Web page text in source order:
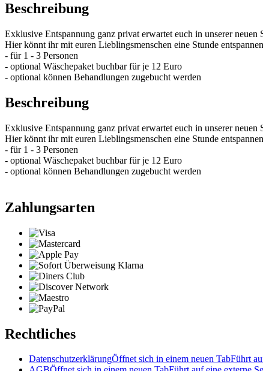
Beschreibung
Exklusive Entspannung ganz privat erwartet euch in unserer
Hier könnt ihr mit euren Lieblingsmenschen eine Stunde
- für 1 - 3 Personen
- optional Wäschepaket buchbar für je 12 Euro
- optional können Behandlungen zugebucht werden
Beschreibung
Exklusive Entspannung ganz privat erwartet euch in unserer
Hier könnt ihr mit euren Lieblingsmenschen eine Stunde
- für 1 - 3 Personen
- optional Wäschepaket buchbar für je 12 Euro
- optional können Behandlungen zugebucht werden
Zahlungsarten
Rechtliches
DatenschutzerklärungÖffnet sich in einem neuen TabFührt